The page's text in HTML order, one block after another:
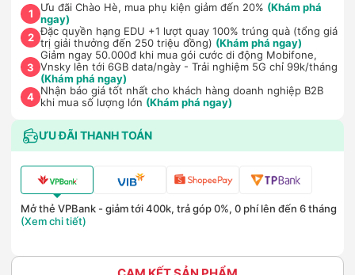
1 Ưu đãi Chào Hè, mua phụ kiện giảm đến 20% (Khám phá
ngay)
2 Đặc quyền hạng EDU +1 lượt quay 100% trúng quà (tổng giá
trị giải thưởng đến 250 triệu đồng) (Khám phá ngay)
3
Giảm ngay 50.000đ khi mua gói cước di động Mobifone,
Vnsky lên tới 6GB data/ngày - Trải nghiệm 5G chỉ 99k/tháng
(Khám phá ngay)
4 Nhận báo giá tốt nhất cho khách hàng doanh nghiệp B2B
khi mua số lượng lớn (Khám phá ngay)
ƯU ĐÃI THANH TOÁN
Mở thẻ VPBank - giảm tới 400k, trả góp 0%, 0 phí lên đến 6 tháng
(Xem chi tiết)